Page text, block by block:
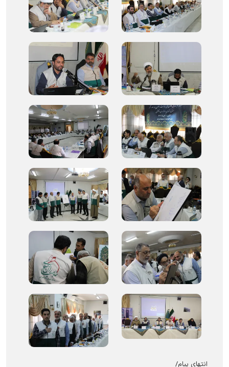
انتهای پیام/